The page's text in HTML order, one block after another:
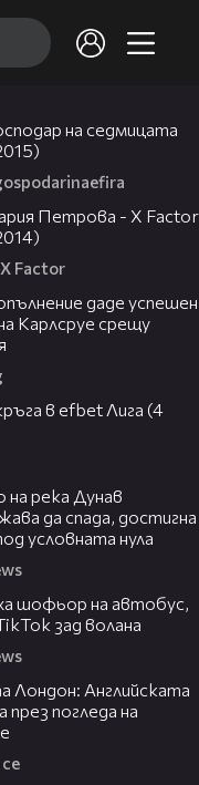
на седмицата
Петрова - X Factor
X Factor
даде успешен
Карлсруе срещу
в efbet Лига (4
река Дунав
да спада, достигна
условната нула
шофьор на автобус,
зад волана
Лондон: Английската
през погледа на